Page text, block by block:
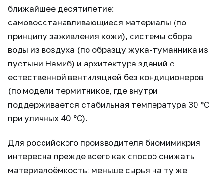
ближайшее десятилетие:
самовосстанавливающиеся материалы (по
принципу заживления кожи), системы сбора
воды из воздуха (по образцу жука-туманника из
пустыни Намиб) и архитектура зданий с
естественной вентиляцией без кондиционеров
(по модели термитников, где внутри
поддерживается стабильная температура 30 °C
при уличных 40 °C).
Для российского производителя биомимикрия
интересна прежде всего как способ снижать
материалоёмкость: меньше сырья на ту же